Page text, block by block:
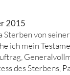
2015
Sterben von
ich mein
des Sterbens,